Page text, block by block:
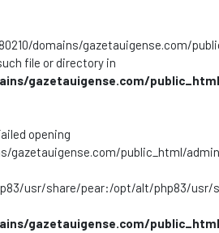
domains/gazetauigense.com/
file or directory in
gazetauigense.com/
opening
gazetauigense.com/public_html/
usr/share/pear:/opt/alt/php83/
gazetauigense.com/